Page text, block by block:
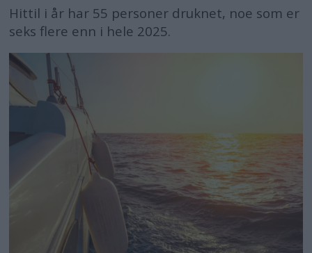
Hittil i år har 55 personer druknet, noe som er
seks flere enn i hele 2025.